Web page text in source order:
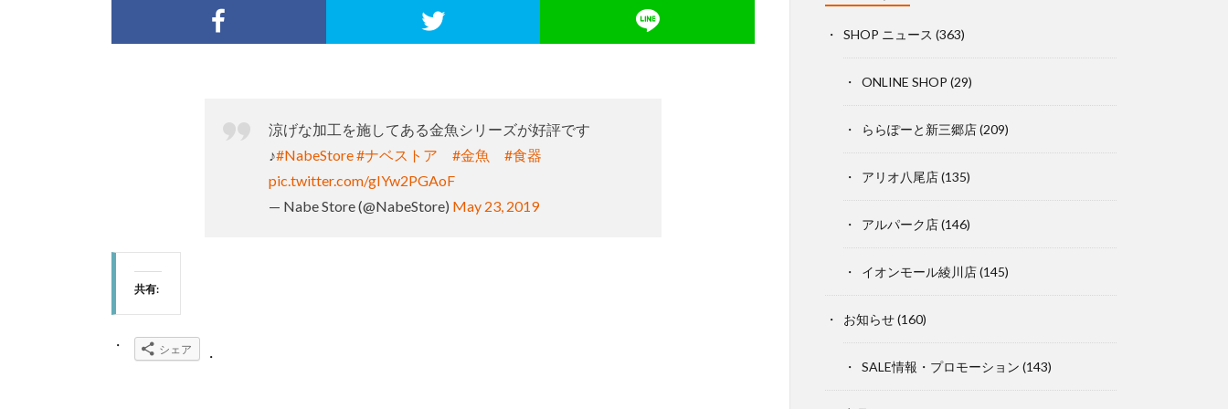
涼げな加工を施してある金魚シリーズが好評です
♪#NabeStore#ナベストア #金魚
#食器
pic.twitter.com/gIYw2PGAoF
— Nabe Store (@NabeStore) May 23, 2019
共有:
シェア
SHOP ニュース (363)
ONLINE SHOP (29)
ららぽーと新三郷店(209)
アリオ八尾店(135)
アルパーク店(146)
イオンモール綾川店(145)
お知らせ(160)
SALE情報・プロモーション (143)